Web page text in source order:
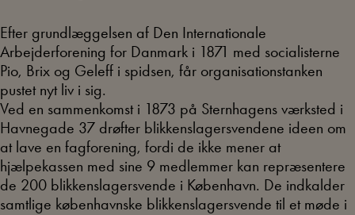
Efter grundlæggelsen af Den Internationale
Arbejderforening for Danmark i 1871 med socialisterne
Pio, Brix og Geleff i spidsen, får organisationstanken
pustet nyt liv i sig.
Ved en sammenkomst i 1873 på Sternhagens værksted i
Havnegade 37 drøfter blikkenslagersvendene ideen om
at lave en fagforening, fordi de ikke mener at
hjælpekassen med sine 9 medlemmer kan repræsentere
de 200 blikkenslagersvende i København. De indkalder
samtlige københavnske blikkenslagersvende til et møde i